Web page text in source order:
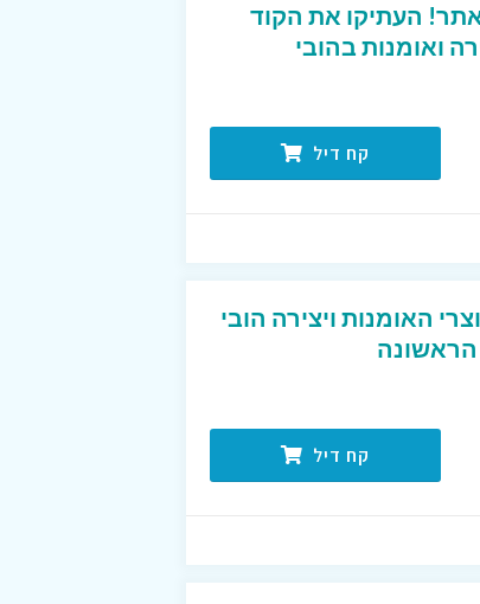
העתיקו את הקוד
ואומנות בהובי
קח דיל
האומנות ויצירה הובי
קח דיל